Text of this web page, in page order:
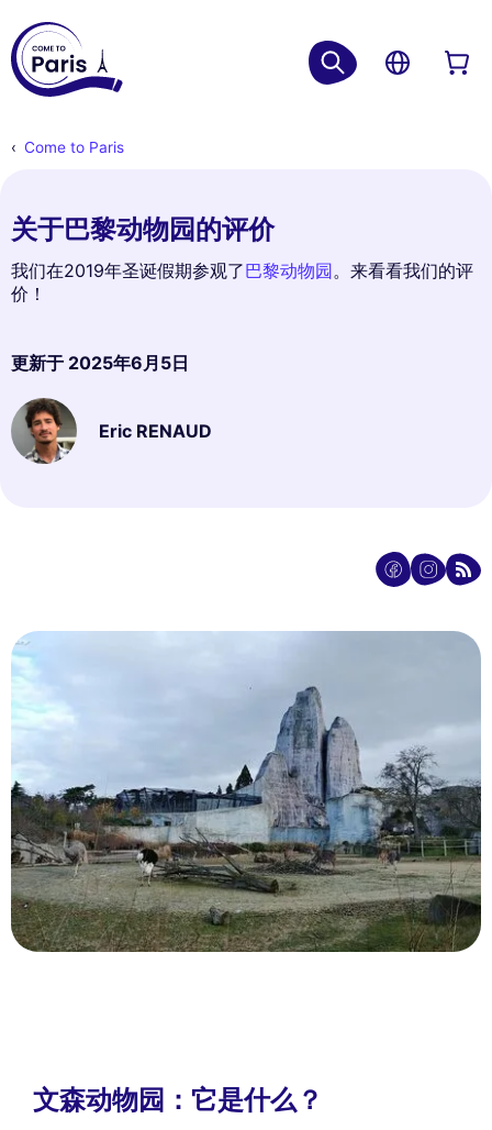
Come to Paris
关于巴黎动物园的评价
我们在2019年圣诞假期参观了巴黎动物园。来看看我们的评
价！
更新于 2025年6月5日
Eric RENAUD
文森动物园：它是什么？